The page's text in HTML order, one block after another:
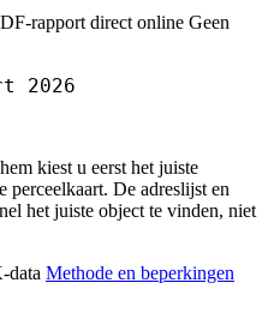
rapport direct online Geen
2026
kiest u eerst het juiste
perceelkaart. De adreslijst en
het juiste object te vinden, niet
data Methode en beperkingen